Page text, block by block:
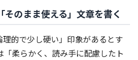
のまま使える」文章を書く
的で少し硬い」印象があるとす
柔らかく、読み手に配慮したト